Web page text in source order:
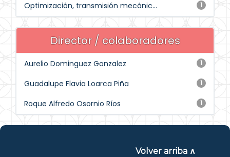
1
Optimización, transmisión mecánic...
Director / colaboradores
1
Aurelio Dominguez Gonzalez
1
Guadalupe Flavia Loarca Piña
1
Roque Alfredo Osornio Ríos
Volver arriba ∧